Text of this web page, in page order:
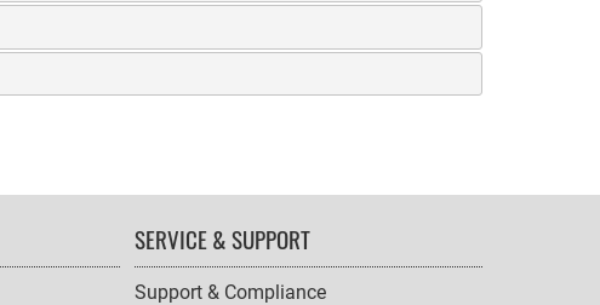
SERVICE & SUPPORT
Support & Compliance